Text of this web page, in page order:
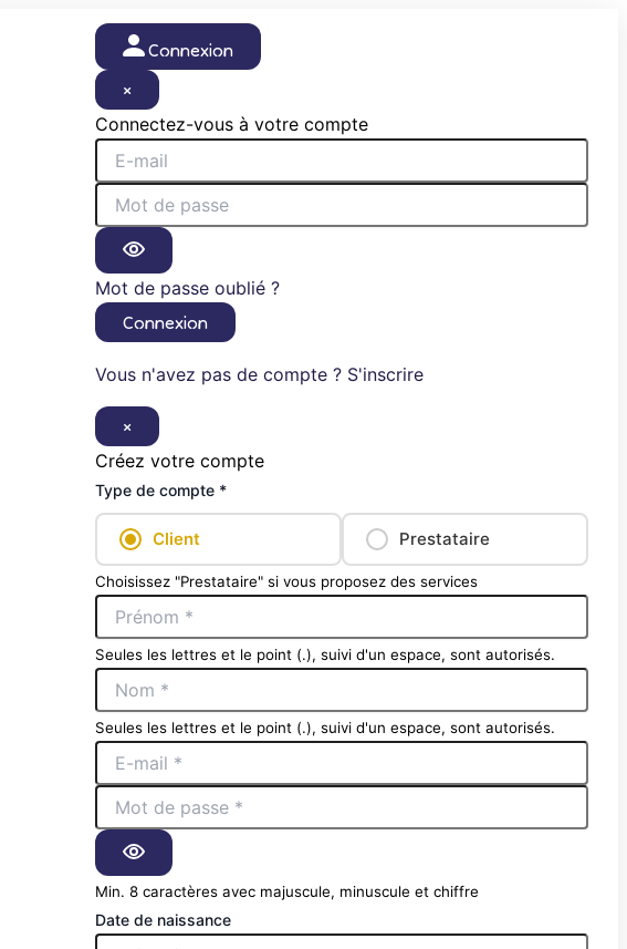
Connexion
×
Connectez-vous à votre compte
Mot de passe oublié ?
Connexion
Vous n'avez pas de compte ? S'inscrire
×
Créez votre compte
Type de compte *
Client Prestataire
Choisissez "Prestataire" si vous proposez des services
Seules les lettres et le point (.), suivi d'un espace, sont autorisés.
Seules les lettres et le point (.), suivi d'un espace, sont autorisés.
Min. 8 caractères avec majuscule, minuscule et chiffre
Date de naissance